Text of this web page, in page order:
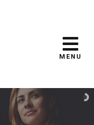
MENU